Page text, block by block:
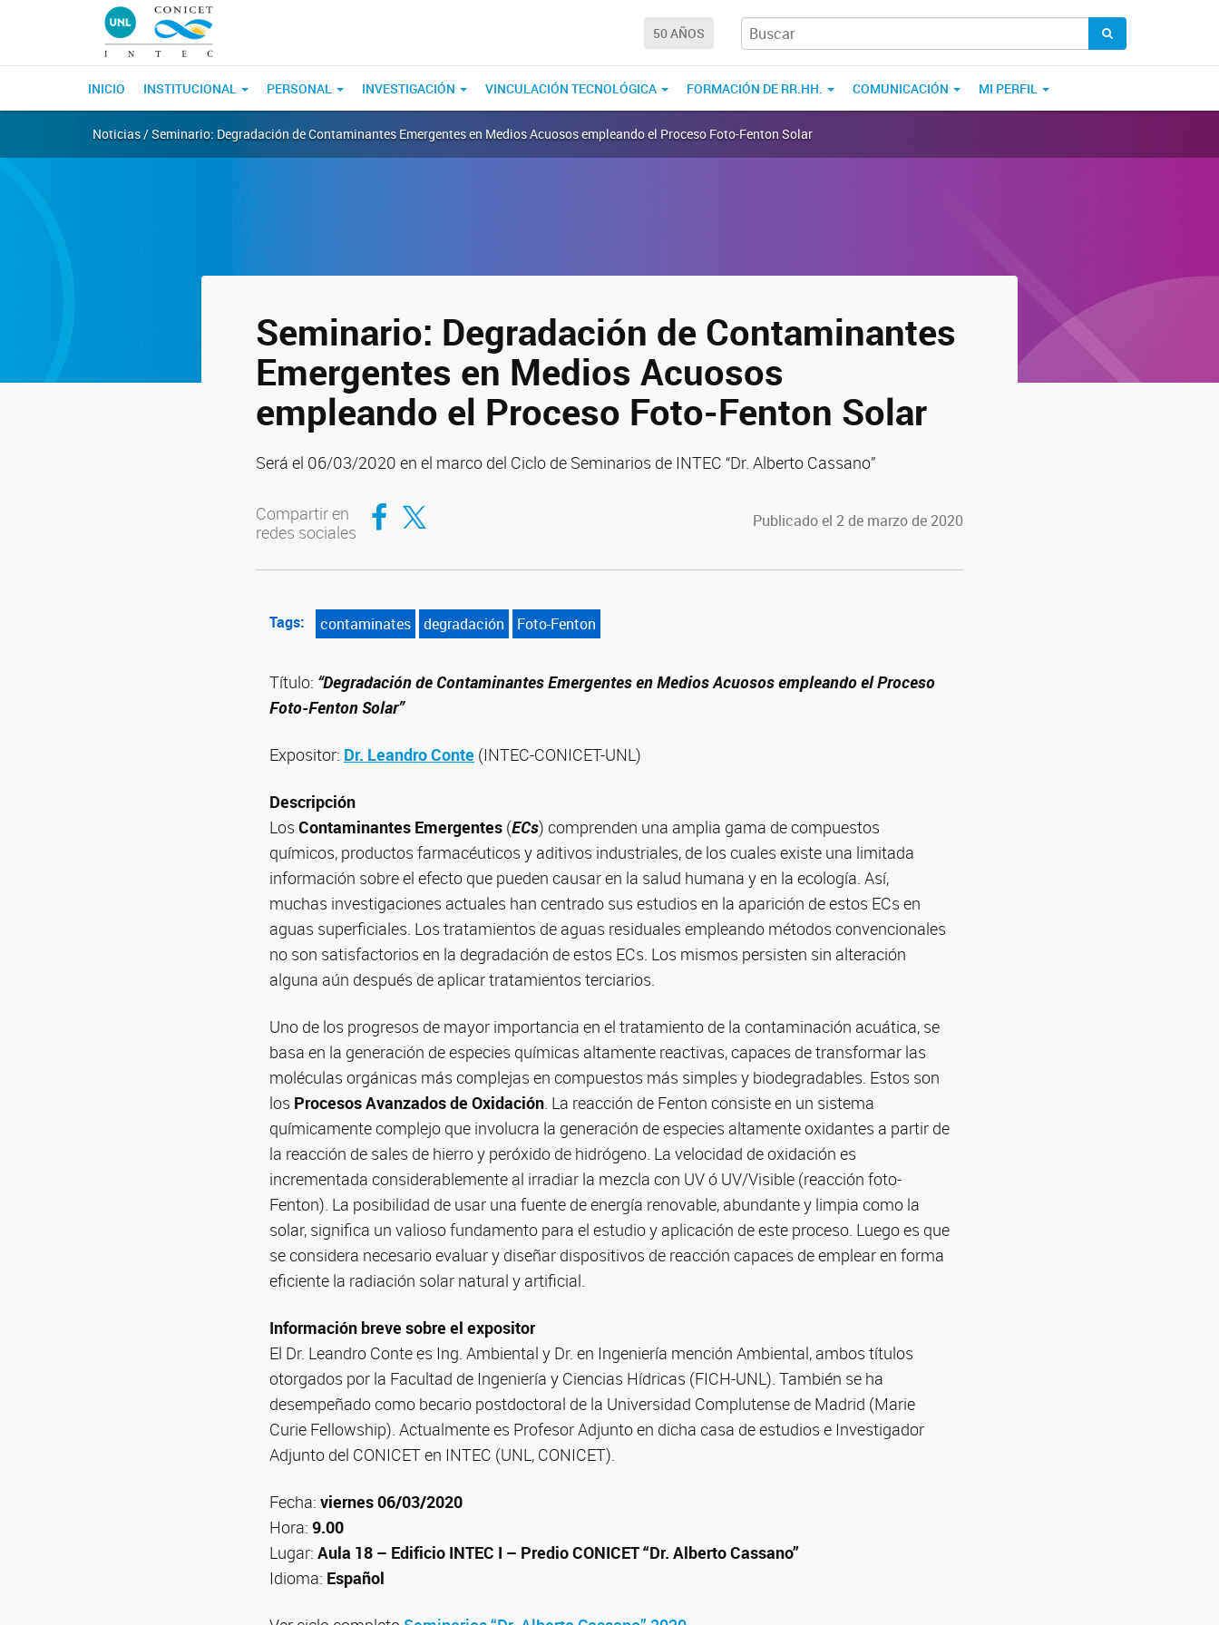
50 AÑOS
INICIO INSTITUCIONAL PERSONAL INVESTIGACIÓN VINCULACIÓN TECNOLÓGICA FORMACIÓN DE RR.HH. COMUNICACIÓN MI PERFIL
Noticias / Seminario: Degradación de Contaminantes Emergentes en Medios Acuosos empleando el Proceso Foto-Fenton Solar
Seminario: Degradación de Contaminantes
Emergentes en Medios Acuosos
empleando el Proceso Foto-Fenton Solar
Será el 06/03/2020 en el marco del Ciclo de Seminarios de INTEC “Dr. Alberto Cassano”
Compartir en
redes sociales
Compartir en Facebook
Compartir en Twitter Publicado el 2 de marzo de 2020
Tags: contaminates degradación Foto-Fenton
Título: “Degradación de Contaminantes Emergentes en Medios Acuosos empleando el Proceso
Foto-Fenton Solar”
Expositor: Dr. Leandro Conte (INTEC-CONICET-UNL)
Descripción
Los Contaminantes Emergentes (ECs) comprenden una amplia gama de compuestos
químicos, productos farmacéuticos y aditivos industriales, de los cuales existe una limitada
información sobre el efecto que pueden causar en la salud humana y en la ecología. Así,
muchas investigaciones actuales han centrado sus estudios en la aparición de estos ECs en
aguas superficiales. Los tratamientos de aguas residuales empleando métodos convencionales
no son satisfactorios en la degradación de estos ECs. Los mismos persisten sin alteración
alguna aún después de aplicar tratamientos terciarios.
Uno de los progresos de mayor importancia en el tratamiento de la contaminación acuática, se
basa en la generación de especies químicas altamente reactivas, capaces de transformar las
moléculas orgánicas más complejas en compuestos más simples y biodegradables. Estos son
los Procesos Avanzados de Oxidación. La reacción de Fenton consiste en un sistema
químicamente complejo que involucra la generación de especies altamente oxidantes a partir de
la reacción de sales de hierro y peróxido de hidrógeno. La velocidad de oxidación es
incrementada considerablemente al irradiar la mezcla con UV ó UV/Visible (reacción foto-
Fenton). La posibilidad de usar una fuente de energía renovable, abundante y limpia como la
solar, significa un valioso fundamento para el estudio y aplicación de este proceso. Luego es que
se considera necesario evaluar y diseñar dispositivos de reacción capaces de emplear en forma
eficiente la radiación solar natural y artificial.
Información breve sobre el expositor
El Dr. Leandro Conte es Ing. Ambiental y Dr. en Ingeniería mención Ambiental, ambos títulos
otorgados por la Facultad de Ingeniería y Ciencias Hídricas (FICH-UNL). También se ha
desempeñado como becario postdoctoral de la Universidad Complutense de Madrid (Marie
Curie Fellowship). Actualmente es Profesor Adjunto en dicha casa de estudios e Investigador
Adjunto del CONICET en INTEC (UNL, CONICET).
Fecha: viernes 06/03/2020
Hora: 9.00
Lugar: Aula 18 – Edificio INTEC I – Predio CONICET “Dr. Alberto Cassano”
Idioma: Español